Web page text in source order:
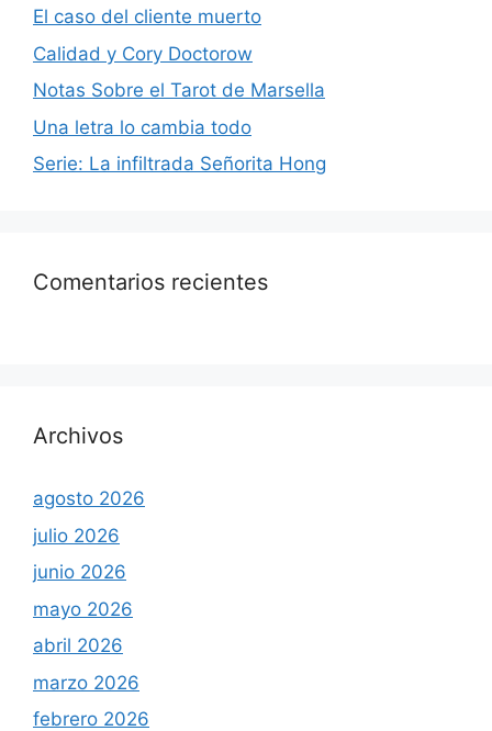
El caso del cliente muerto
Calidad y Cory Doctorow
Notas Sobre el Tarot de Marsella
Una letra lo cambia todo
Serie: La infiltrada Señorita Hong
Comentarios recientes
Archivos
agosto 2026
julio 2026
junio 2026
mayo 2026
abril 2026
marzo 2026
febrero 2026